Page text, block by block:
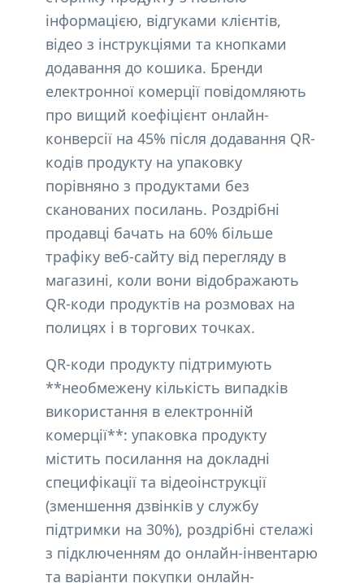
інформацією, відгуками клієнтів,
відео з інструкціями та кнопками
додавання до кошика. Бренди
електронної комерції повідомляють
про вищий коефіцієнт онлайн-
конверсії на 45% після додавання QR-
кодів продукту на упаковку
порівняно з продуктами без
сканованих посилань. Роздрібні
продавці бачать на 60% більше
трафіку веб-сайту від перегляду в
магазині, коли вони відображають
QR-коди продуктів на розмовах на
полицях і в торгових точках.
QR-коди продукту підтримують
**необмежену кількість випадків
використання в електронній
комерції**: упаковка продукту
містить посилання на докладні
специфікації та відеоінструкції
(зменшення дзвінків у службу
підтримки на 30%), роздрібні стелажі
з підключенням до онлайн-інвентарю
та варіанти покупки онлайн-